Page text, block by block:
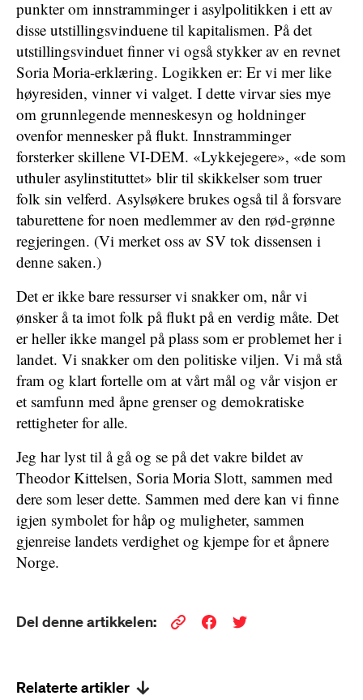
punkter om innstramminger i asylpolitikken i ett av
disse utstillingsvinduene til kapitalismen. På det
utstillingsvinduet finner vi også stykker av en revnet
Soria Moria-erklæring. Logikken er: Er vi mer like
høyresiden, vinner vi valget. I dette virvar sies mye
om grunnlegende menneskesyn og holdninger
ovenfor mennesker på flukt. Innstramminger
forsterker skillene VI-DEM. «Lykkejegere», «de som
uthuler asylinstituttet» blir til skikkelser som truer
folk sin velferd. Asylsøkere brukes også til å forsvare
taburettene for noen medlemmer av den rød-grønne
regjeringen. (Vi merket oss av SV tok dissensen i
denne saken.)
Det er ikke bare ressurser vi snakker om, når vi
ønsker å ta imot folk på flukt på en verdig måte. Det
er heller ikke mangel på plass som er problemet her i
landet. Vi snakker om den politiske viljen. Vi må stå
fram og klart fortelle om at vårt mål og vår visjon er
et samfunn med åpne grenser og demokratiske
rettigheter for alle.
Jeg har lyst til å gå og se på det vakre bildet av
Theodor Kittelsen, Soria Moria Slott, sammen med
dere som leser dette. Sammen med dere kan vi finne
igjen symbolet for håp og muligheter, sammen
gjenreise landets verdighet og kjempe for et åpnere
Norge.
Del denne artikkelen:
Relaterte artikler